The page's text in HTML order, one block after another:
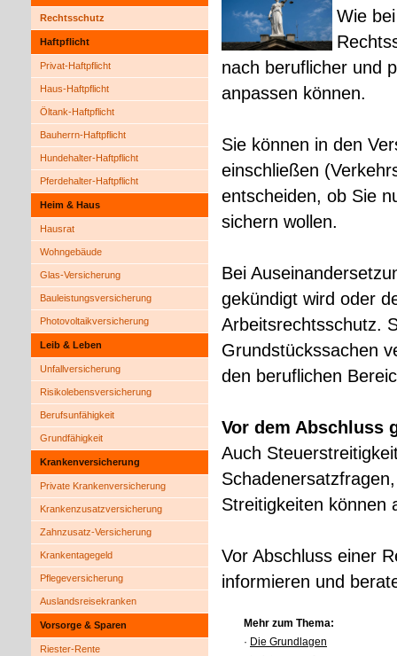
Rechtsschutz
Haft­pflicht
Privat-Haft­pflicht
Haus-Haft­pflicht
Öltank-Haft­pflicht
Bauherrn-Haft­pflicht
Hundehalter-Haft­pflicht
Pferdehalter-Haft­pflicht
Heim & Haus
Hausrat
Wohngebäude
Glas-Versicherung
Bauleistungsversicherung
Photo­voltaik­ver­si­che­rung
Leib & Leben
Unfall­ver­si­che­rung
Risiko­lebens­ver­si­che­rung
Berufsunfähigkeit
Grundfähigkeit
Kranken­ver­si­che­rung
Private Kranken­ver­si­che­rung
Kranken­zusatz­ver­si­che­rung
Zahnzusatz-Versicherung
Krankentagegeld
Pflege­ver­si­che­rung
Auslandsreisekranken
Vorsorge & Sparen
Riester-Rente
Wie
nach beruflicher und
anpassen können.
Sie können in den
einschließen
entscheiden, ob Sie
sichern wollen.
Bei
gekündigt wird oder
Arbeitsrechtsschutz.
Grundstückssachen
den beruflichen
Vor dem Abschluss
Auch
Streitigkeiten können
Vor Abschluss einer
informieren und
Mehr zum Thema:
· Die Grundlagen